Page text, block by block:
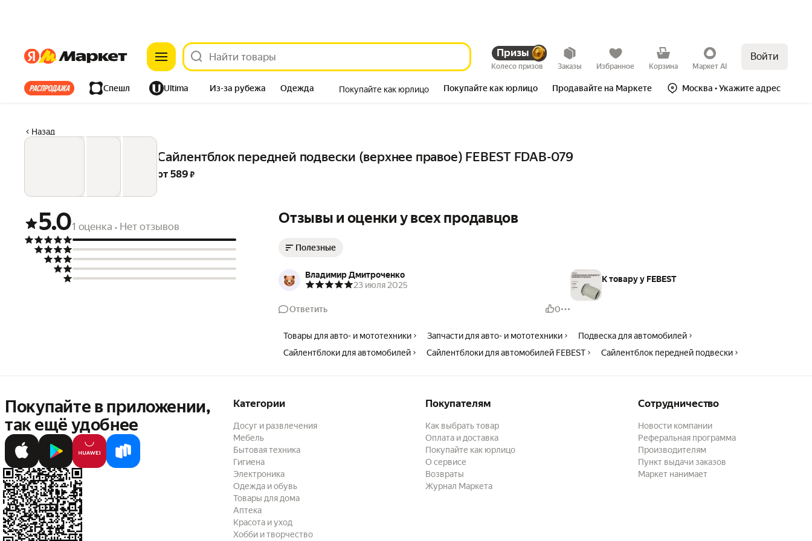
ЯндексЯндекс Призы
Колесо призов Заказы Избранное Корзина Маркет AI
Войти
Все хиты Спешл Ultima Из-за рубежа Одежда Покупайте как юрлицо Покупайте как юрлицо Продавайте на Маркете Москва • Укажите адрес
Назад
Сайлентблок передней подвески (верхнее правое) FEBEST FDAB-079
от 589 ₽
5.01 оценка • Нет отзывов Отзывы и оценки у всех продавцов
Полезные
Владимир Дмитроченко
23 июля 2025
Ответить 0
К товару у FEBEST
Товары для авто- и мототехники Запчасти для авто- и мототехники
Подвеска для автомобилей
Сайлентблоки для автомобилей
Сайлентблоки для автомобилей FEBEST Сайлентблок передней подвески
Покупайте в приложении,
так ещё удобнее
Категории
Досуг и развлечения
Мебель
Бытовая техника
Гигиена
Электроника
Одежда и обувь
Товары для дома
Аптека
Красота и уход
Хобби и творчество
Покупателям
Как выбрать товар
Оплата и доставка
Покупайте как юрлицо
О сервисе
Возвраты
Журнал Маркета
Сотрудничество
Новости компании
Реферальная программа
Производителям
Пункт выдачи заказов
Маркет нанимает